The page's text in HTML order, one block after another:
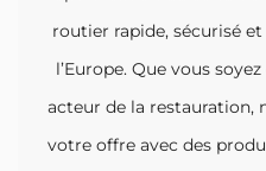
routier rapide, sécurisé
l’Europe. Que vous
acteur de la restauration,
votre offre avec des